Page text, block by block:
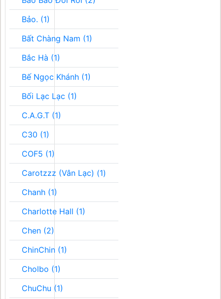
Bảo. (1)
Bất Chàng Nam (1)
Bắc Hà (1)
Bế Ngọc Khánh (1)
Bối Lạc Lạc (1)
C.A.G.T (1)
C30 (1)
COF5 (1)
Carotzzz (Vân Lạc) (1)
Chanh (1)
Charlotte Hall (1)
Chen (2)
ChinChin (1)
Cholbo (1)
ChuChu (1)